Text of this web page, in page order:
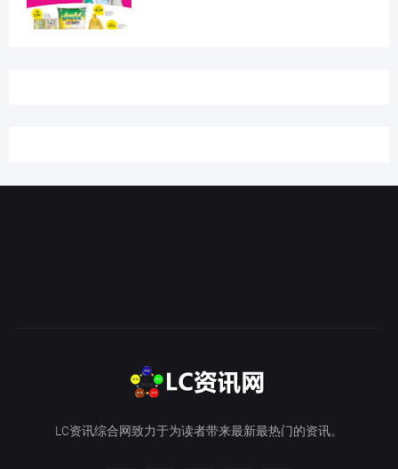
LC资讯综合网致力于为读者带来最新最热门的资讯。